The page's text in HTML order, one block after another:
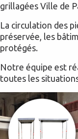
grillagées Ville de
La circulation des
préservée, les
protégés.
Notre équipe est
toutes les